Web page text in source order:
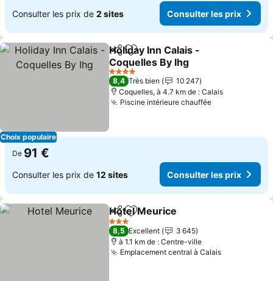
Consulter les prix de 2 sites Consulter les prix
Choix populaire
PartagerAjouter à mes favoris
Holiday Inn Calais -
Coquelles By Ihg
4 Étoiles
8,4 Très bien
10 247
Coquelles, à 4.7 km de : Calais
Piscine intérieure chauffée
De 91 €
Consulter les prix de 12 sites Consulter les prix
PartagerAjouter à mes favoris
Hotel Meurice
3 Étoiles
8,5 Excellent
3 645
à 1.1 km de : Centre-ville
Emplacement central à Calais